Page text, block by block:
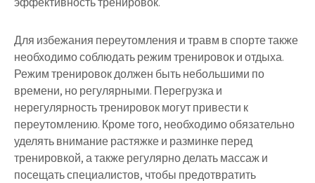
Для избежания переутомления и травм в спорте также
необходимо соблюдать режим тренировок и отдыха.
Режим тренировок должен быть небольшими по
времени, но регулярными. Перегрузка и
нерегулярность тренировок могут привести к
переутомлению. Кроме того, необходимо обязательно
уделять внимание растяжке и разминке перед
тренировкой, а также регулярно делать массаж и
посещать специалистов, чтобы предотвратить